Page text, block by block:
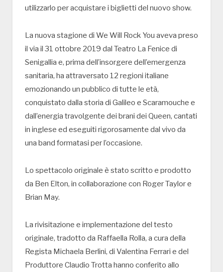
utilizzarlo per acquistare i biglietti del nuovo show.
La nuova stagione di We Will Rock You aveva preso
il via il 31 ottobre 2019 dal Teatro La Fenice di
Senigallia e, prima dell’insorgere dell’emergenza
sanitaria, ha attraversato 12 regioni italiane
emozionando un pubblico di tutte le età,
conquistato dalla storia di Galileo e Scaramouche e
dall’energia travolgente dei brani dei Queen, cantati
in inglese ed eseguiti rigorosamente dal vivo da
una band formatasi per l’occasione.
Lo spettacolo originale è stato scritto e prodotto
da Ben Elton, in collaborazione con Roger Taylor e
Brian May.
La rivisitazione e implementazione del testo
originale, tradotto da Raffaella Rolla, a cura della
Regista Michaela Berlini, di Valentina Ferrari e del
Produttore Claudio Trotta hanno conferito allo